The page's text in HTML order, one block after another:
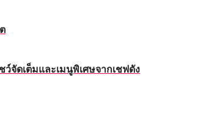
ดเต็มและเมนูพิเศษจากเชฟดัง